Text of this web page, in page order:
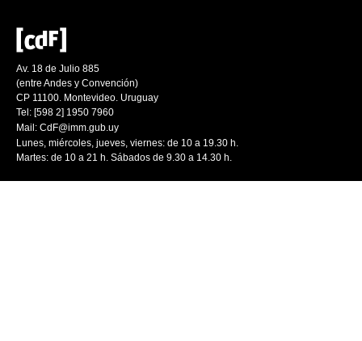
Av. 18 de Julio 885
(entre Andes y Convención)
CP 11100. Montevideo. Uruguay
Tel: [598 2] 1950 7960
Mail: CdF@imm.gub.uy
Lunes, miércoles, jueves, viernes: de 10 a 19.30 h.
Martes: de 10 a 21 h. Sábados de 9.30 a 14.30 h.